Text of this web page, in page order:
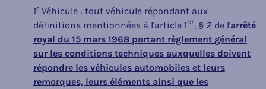
1° Véhicule : tout véhicule répondant aux
définitions mentionnées à l'article 1er, § 2 de l'arrêté
royal du 15 mars 1968 portant règlement général
sur les conditions techniques auxquelles doivent
répondre les véhicules automobiles et leurs
remorques, leurs éléments ainsi que les